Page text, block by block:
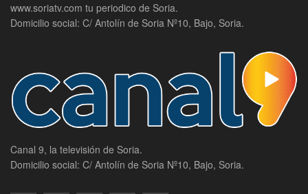
www.soriatv.com tu periodico de Soria.
Domicilio social: C/ Antolín de Soria Nº10, Bajo, Soria.
Canal 9, la televisión de Soria.
Domicilio social: C/ Antolín de Soria Nº10, Bajo, Soria.